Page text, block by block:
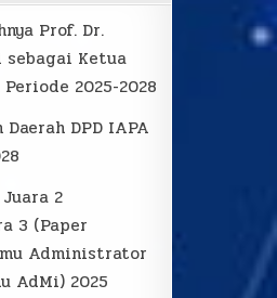
Prof. Dr.
sebagai Ketua
2025-2028
DPD IAPA
2
3 (Paper
Administrator
AdMi) 2025